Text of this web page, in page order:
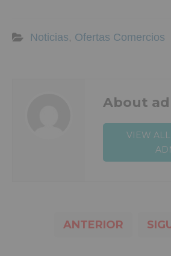
Noticias, Ofertas Comercios
About
VIEW ALL
ANTERIOR